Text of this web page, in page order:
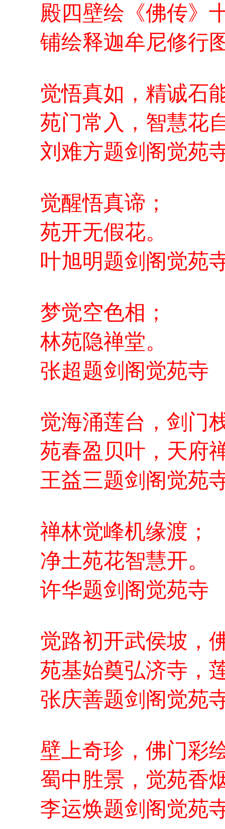
殿四壁绘《佛传》
铺绘释迦牟尼修行
觉悟真如，精诚石
苑门常入，智慧花
刘难方题剑阁觉苑
觉醒悟真谛；
苑开无假花。
叶旭明题剑阁觉苑
梦觉空色相；
林苑隐禅堂。
张超题剑阁觉苑寺
觉海涌莲台，剑门
苑春盈贝叶，天府
王益三题剑阁觉苑
禅林觉峰机缘渡；
净土苑花智慧开。
许华题剑阁觉苑寺
觉路初开武侯坡，
苑基始奠弘济寺，
张庆善题剑阁觉苑
壁上奇珍，佛门彩
蜀中胜景，觉苑香
李运焕题剑阁觉苑